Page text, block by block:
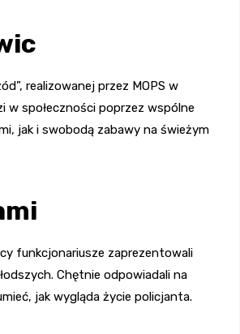
realizowanej przez MOPS w
w społeczności poprzez wspólne
jak i swobodą zabawy na świeżym
funkcjonariusze zaprezentowali
Chętnie odpowiadali na
jak wygląda życie policjanta.